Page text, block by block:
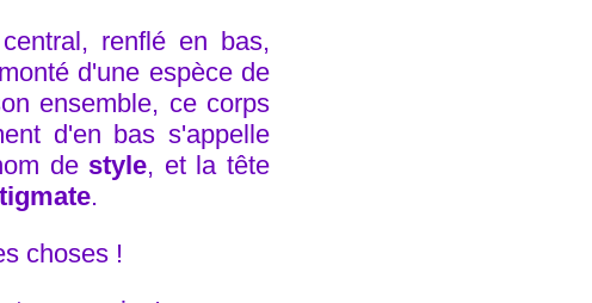
renflé en bas,
d'une espèce de
ensemble, ce corps
d'en bas s'appelle
de style, et la tête
.
choses !